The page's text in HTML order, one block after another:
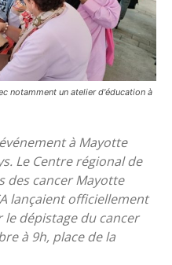
notamment un atelier d'éducation à
à Mayotte
Le Centre régional de
des cancer Mayotte
lançaient officiellement
dépistage du cancer
à 9h, place de la